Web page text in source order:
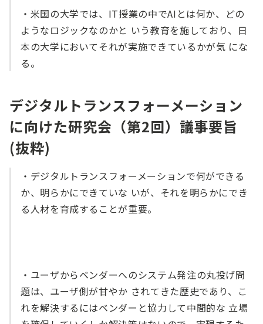
・米国の大学では、IT授業の中でAIとは何か、どの
ようなロジックなのかと いう教育を施しており、日
本の大学においてそれが実施できているかが気 にな
る。
デジタルトランスフォーメーション
に向けた研究会（第2回）議事要旨
(抜粋)
・デジタルトランスフォーメーションで何ができる
か、明らかにできていな いが、それを明らかにでき
る人材を育成することが重要。
・ユーザからベンダーへのシステム発注の丸投げ問
題は、ユーザ側が甘やか されてきた歴史であり、こ
れを解決するにはベンダーと協力して中間的な 立場